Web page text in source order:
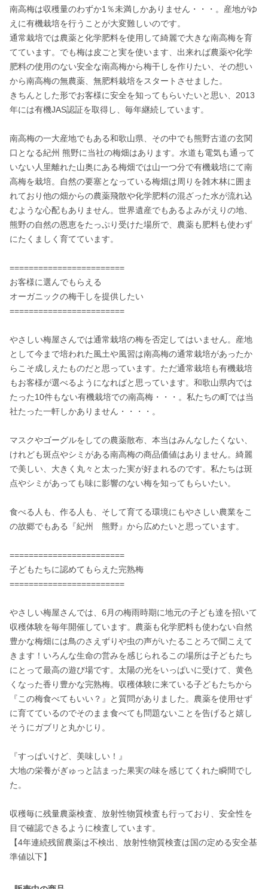
南高梅は収穫量のわずか1％未満しかありません・・・。産地がゆ
えに有機栽培を行うことが大変難しいのです。
通常栽培では農薬と化学肥料を使用して綺麗で大きな南高梅を育
てています。でも梅は皮ごと実を使います、出来れば農薬や化学
肥料の使用のない安全な南高梅から梅干しを作りたい、その想い
から南高梅の無農薬、無肥料栽培をスタートさせました。
きちんとした形でお客様に安全を知ってもらいたいと思い、2013
年には有機JAS認証を取得し、毎年継続しています。
南高梅の一大産地でもある和歌山県、その中でも熊野古道の玄関
口となる紀州 熊野に当社の梅畑はあります。水道も電気も通って
いない人里離れた山奥にある梅畑では山一つ分で有機栽培にて南
高梅を栽培。自然の要塞となっている梅畑は周りを雑木林に囲ま
れており他の畑からの農薬飛散や化学肥料の混ざった水が流れ込
むような心配もありません。世界遺産でもあるよみがえりの地、
熊野の自然の恩恵をたっぷり受けた場所で、農薬も肥料も使わず
にたくましく育てています。
========================
お客様に選んでもらえる
オーガニックの梅干しを提供したい
========================
やさしい梅屋さんでは通常栽培の梅を否定してはいません。産地
として今まで培われた風土や風習は南高梅の通常栽培があったか
らこそ成しえたものだと思っています。ただ通常栽培も有機栽培
もお客様が選べるようになればと思っています。和歌山県内では
たった10件もない有機栽培での南高梅・・・。私たちの町では当
社たった一軒しかありません・・・・。
マスクやゴーグルをしての農薬散布、本当はみんなしたくない、
けれども斑点やシミがある南高梅の商品価値はありません。綺麗
で美しい、大きく丸々と太った実が好まれるのです。私たちは斑
点やシミがあっても味に影響のない梅を知ってもらいたい。
食べる人も、作る人も、そして育てる環境にもやさしい農業をこ
の故郷でもある『紀州　熊野』から広めたいと思っています。
========================
子どもたちに認めてもらえた完熟梅
========================
やさしい梅屋さんでは、6月の梅雨時期に地元の子ども達を招いて
収穫体験を毎年開催しています。農薬も化学肥料も使わない自然
豊かな梅畑には鳥のさえずりや虫の声がいたることろで聞こえて
きます！いろんな生命の営みを感じられるこの場所は子どもたち
にとって最高の遊び場です。太陽の光をいっぱいに受けて、黄色
くなった香り豊かな完熟梅。収穫体験に来ている子どもたちから
『この梅食べてもいい？』と質問がありました。農薬を使用せず
に育てているのでそのまま食べても問題ないことを告げると嬉し
そうにガブリと丸かじり。
『すっぱいけど、美味しい！』
大地の栄養がぎゅっと詰まった果実の味を感じてくれた瞬間でし
た。
収穫毎に残量農薬検査、放射性物質検査も行っており、安全性を
目で確認できるように検査しています。
【4年連続残留農薬は不検出、放射性物質検査は国の定める安全基
準値以下】